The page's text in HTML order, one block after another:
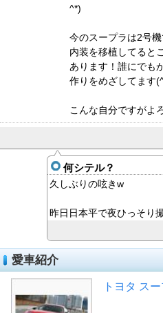
^*)
今のスープラは2号
内装を移植してると
あります！誰にでも
作りをめざしてます
こんな自分ですがよ
何シテル？
久しぶりの呟きw
昨日日本平で夜ひっそり
愛車紹介
トヨタ ス